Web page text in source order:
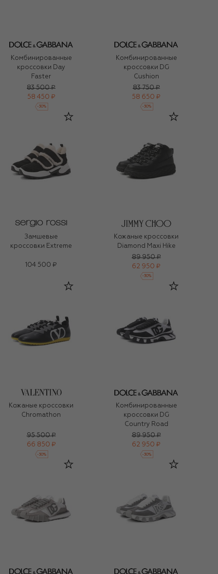
Комбинированные
кроссовки Day
Faster
83 500 ₽
58 450 ₽
-30%
Комбинированные
кроссовки DG
Cushion
83 750 ₽
58 650 ₽
-30%
Замшевые
кроссовки Extreme
104 500 ₽
Кожаные кроссовки
Diamond Maxi Hike
89 950 ₽
62 950 ₽
-30%
Кожаные кроссовки
Chromathon
95 500 ₽
66 850 ₽
-30%
Комбинированные
кроссовки DG
Country Road
89 950 ₽
62 950 ₽
-30%